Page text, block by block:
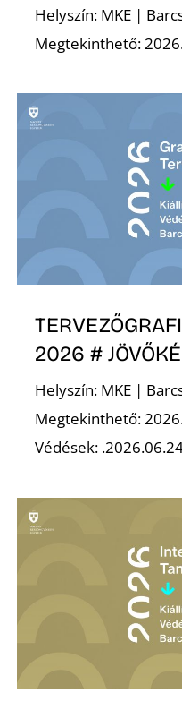
Helyszín: MKE |
Megtekinthető:
2026 #
Helyszín: MKE |
Megtekinthető:
Védések: